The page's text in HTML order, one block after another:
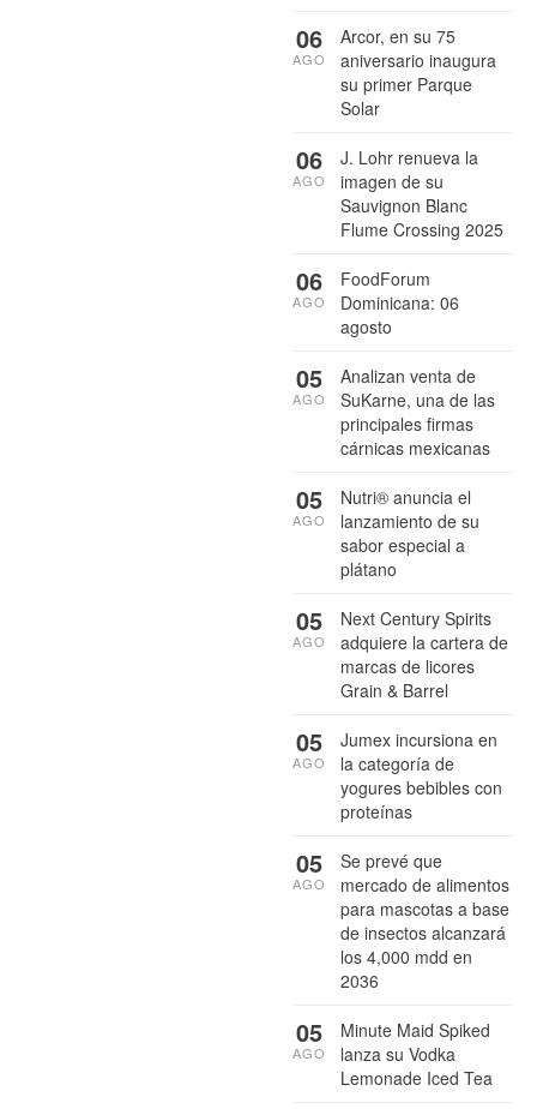
Arcor, en su 75
aniversario inaugura
su primer Parque
Solar
06
AGO
J. Lohr renueva la
imagen de su
Sauvignon Blanc
Flume Crossing 2025
06
AGO
FoodForum
Dominicana: 06
agosto
06
AGO
Analizan venta de
SuKarne, una de las
principales firmas
cárnicas mexicanas
05
AGO
Nutri® anuncia el
lanzamiento de su
sabor especial a
plátano
05
AGO
Next Century Spirits
adquiere la cartera de
marcas de licores
Grain & Barrel
05
AGO
Jumex incursiona en
la categoría de
yogures bebibles con
proteínas
05
AGO
Se prevé que
mercado de alimentos
para mascotas a base
de insectos alcanzará
los 4,000 mdd en
2036
05
AGO
Minute Maid Spiked
lanza su Vodka
Lemonade Iced Tea
05
AGO